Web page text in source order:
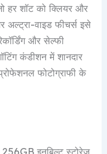
हर शॉट को क्लियर और
अल्ट्रा-वाइड फीचर्स इसे
और सेल्फी
कंडीशन में शानदार
फोटोग्राफी के
इनबिल्ट स्टोरेज